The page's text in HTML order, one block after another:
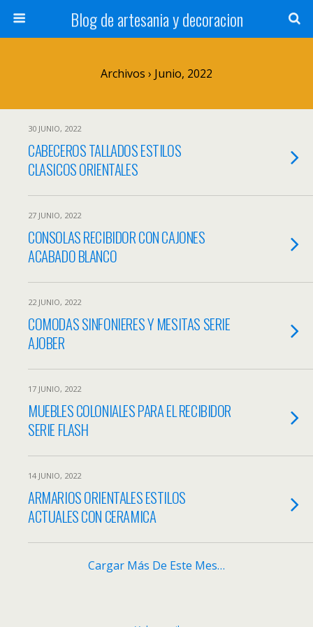
Blog de artesania y decoracion
Archivos › Junio, 2022
30 JUNIO, 2022
CABECEROS TALLADOS ESTILOS
CLASICOS ORIENTALES
27 JUNIO, 2022
CONSOLAS RECIBIDOR CON CAJONES
ACABADO BLANCO
22 JUNIO, 2022
COMODAS SINFONIERES Y MESITAS SERIE
AJOBER
17 JUNIO, 2022
MUEBLES COLONIALES PARA EL RECIBIDOR
SERIE FLASH
14 JUNIO, 2022
ARMARIOS ORIENTALES ESTILOS
ACTUALES CON CERAMICA
Cargar Más De Este Mes…